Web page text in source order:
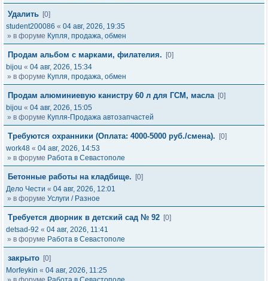
Удалить [0]
student200086 « 04 авг, 2026, 19:35
» в форуме Купля, продажа, обмен
Продам альбом с марками, филателия.
[0]
bijou « 04 авг, 2026, 15:34
» в форуме Купля, продажа, обмен
Продам алюминиевую канистру 60 л для ГСМ, масла [0]
bijou « 04 авг, 2026, 15:05
» в форуме Купля-Продажа автозапчастей
Требуются охранники (Оплата: 4000-5000 руб./смена).
[0]
work48 « 04 авг, 2026, 14:53
» в форуме Работа в Севастополе
Бетонные работы на кладбище.
[0]
Дело Чести « 04 авг, 2026, 12:01
» в форуме Услуги / Разное
Требуется дворник в детский сад № 92 [0]
detsad-92 « 04 авг, 2026, 11:41
» в форуме Работа в Севастополе
закрыто [0]
Morfeykin « 04 авг, 2026, 11:25